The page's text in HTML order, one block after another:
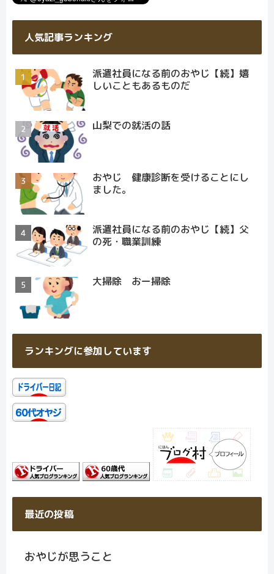
人気記事ランキング
派遣社員になる前のおやじ【続】嬉
しいこともあるものだ
山梨での就活の話
おやじ 健康診断を受けることにし
ました。
派遣社員になる前のおやじ【続】父
の死・職業訓練
大掃除 おー掃除
ランキングに参加しています
最近の投稿
おやじが思うこと